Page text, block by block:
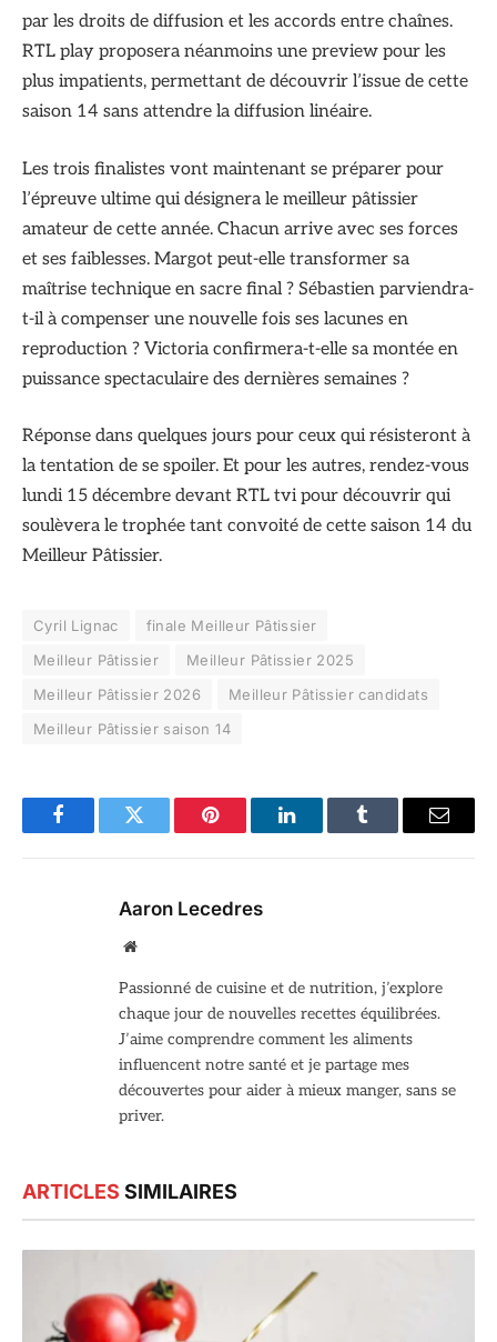
par les droits de diffusion et les accords entre chaînes.
RTL play proposera néanmoins une preview pour les
plus impatients, permettant de découvrir l’issue de cette
saison 14 sans attendre la diffusion linéaire.
Les trois finalistes vont maintenant se préparer pour
l’épreuve ultime qui désignera le meilleur pâtissier
amateur de cette année. Chacun arrive avec ses forces
et ses faiblesses. Margot peut-elle transformer sa
maîtrise technique en sacre final ? Sébastien parviendra-
t-il à compenser une nouvelle fois ses lacunes en
reproduction ? Victoria confirmera-t-elle sa montée en
puissance spectaculaire des dernières semaines ?
Réponse dans quelques jours pour ceux qui résisteront à
la tentation de se spoiler. Et pour les autres, rendez-vous
lundi 15 décembre devant RTL tvi pour découvrir qui
soulèvera le trophée tant convoité de cette saison 14 du
Meilleur Pâtissier.
Cyril Lignac
finale Meilleur Pâtissier
Meilleur Pâtissier
Meilleur Pâtissier 2025
Meilleur Pâtissier 2026
Meilleur Pâtissier candidats
Meilleur Pâtissier saison 14
FacebookTwitter Pinterest LinkedInTumblr Email
Aaron Lecedres
Site
Passionné de cuisine et de nutrition, j’explore
chaque jour de nouvelles recettes équilibrées.
J’aime comprendre comment les aliments
influencent notre santé et je partage mes
découvertes pour aider à mieux manger, sans se
priver.
ARTICLES SIMILAIRES